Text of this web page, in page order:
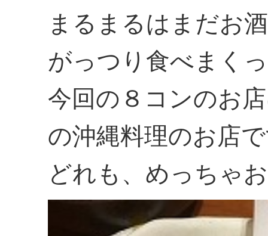
まるまるはまだお
がっつり食べまく
今回の８コンのお
の沖縄料理のお店
どれも、めっちゃ